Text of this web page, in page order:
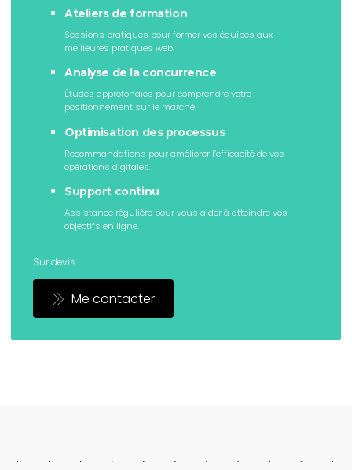
Ateliers de formation
Sessions pratiques pour former vos équipes aux
meilleures pratiques web.
Analyse de la concurrence
Études approfondies pour comprendre votre
positionnement sur le marché.
Optimisation des processus
Recommandations pour améliorer l’efficacité de vos
opérations digitales.
Support continu
Assistance régulière pour vous aider à atteindre vos
objectifs en ligne.
Sur devis
Me contacter